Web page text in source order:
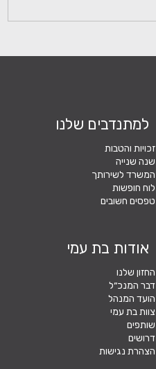
למתנדבים שלנו
זכויות והטבות
שנה שנייה
המשרד לשירותך
לוח חופשות
טפסים חשובים
אודות בת עמי
החזון שלנו
דבר המנכ״ל
הועד המנהל
צוות בת עמי
שותפים
דרושים
הצהרת נגישות